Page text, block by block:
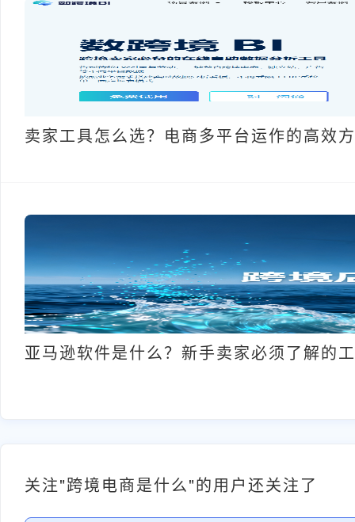
卖家工具怎么选？电商多平台运作的高效
亚马逊软件是什么？新手卖家必须了解的
关注"跨境电商是什么"的用户还关注了